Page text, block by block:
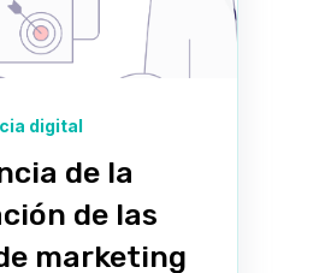
digital
de la
de las
marketing